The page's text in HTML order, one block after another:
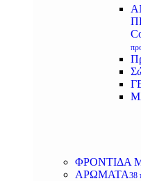
ΦΡΟΝΤΙΔΑ
ΑΡΩΜΑΤΑ38